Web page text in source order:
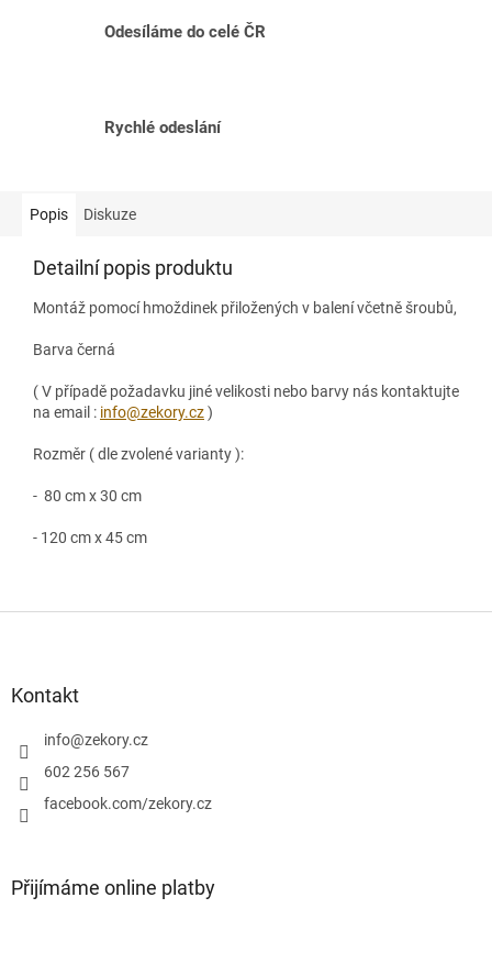
Odesíláme do celé ČR
Rychlé odeslání
Popis Diskuze
Detailní popis produktu
Montáž pomocí hmoždinek přiložených v balení včetně šroubů,
Barva černá
( V případě požadavku jiné velikosti nebo barvy nás kontaktujte
na email : info@zekory.cz)
Rozměr ( dle zvolené varianty ):
- 80 cm x 30 cm
- 120 cm x 45 cm
Kontakt
info@zekory.cz
602 256 567
facebook.com/zekory.cz
Přijímáme online platby